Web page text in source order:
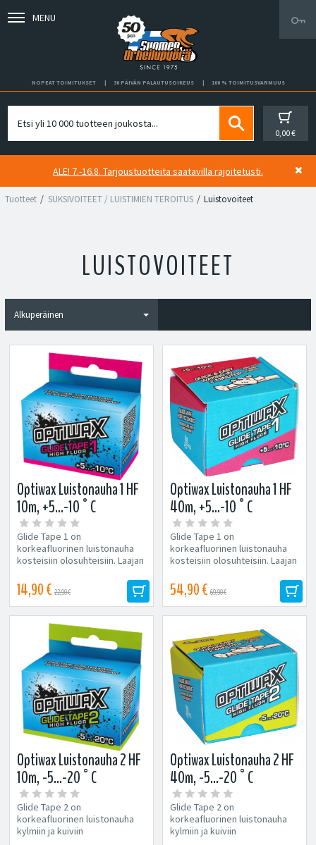
MENU
NOPEAT TOIMITUKSET 30 PÄIVÄN PALAUTUSOIKEUS 100 % TOIMITUSVARMUUS
0,00 €
ALE! 7.-16.8. Tarjoustuotteita saatavilla rajoitetusti.
Tuotteet SUKSIVOITEET / LUISTIMIEN TEROITUS Luistovoiteet
LUISTOVOITEET
Optiwax Luistonauha 1 HF
10m, +5...-10°C
Glide Tape 1 on
korkeafluorinen luistonauha
kosteisiin olosuhteisiin. Laajan
hylkimiskyvyn...
14,90 € 22,90 €
Optiwax Luistonauha 1 HF
40m, +5...-10°C
Glide Tape 1 on
korkeafluorinen luistonauha
kosteisiin olosuhteisiin. Laajan
hylkimiskyvyn...
54,90 € 69,90 €
Optiwax Luistonauha 2 HF
10m, -5...-20°C
Glide Tape 2 on
korkeafluorinen luistonauha
kylmiin ja kuiviin
Optiwax Luistonauha 2 HF
40m, -5...-20°C
Glide Tape 2 on
korkeafluorinen luistonauha
kylmiin ja kuiviin